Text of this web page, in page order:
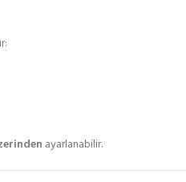
ayarlanabilir.